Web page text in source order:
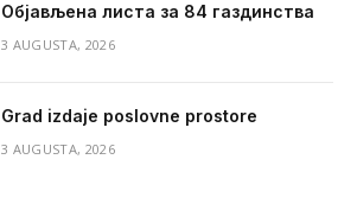
Објављена листа за 84 газдинства
3 AUGUSTA, 2026
Grad izdaje poslovne prostore
3 AUGUSTA, 2026